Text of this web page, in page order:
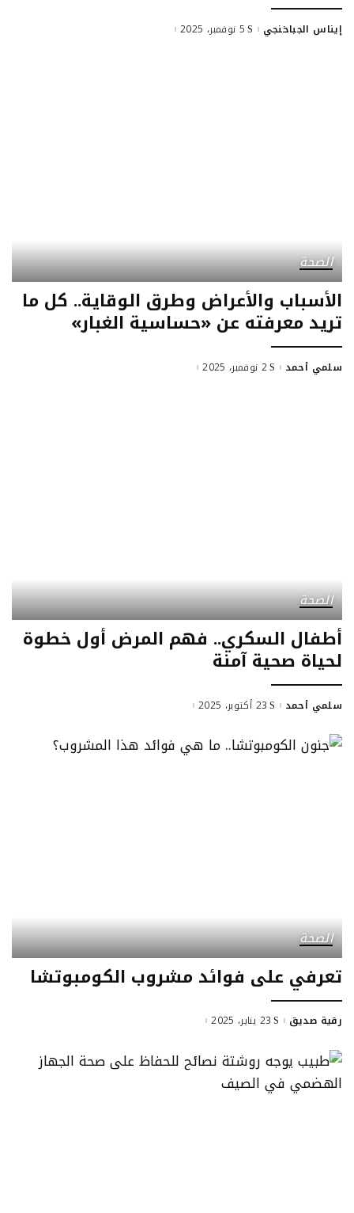
Posted
إيناس الجباخنجي 5 نوفمبر، 2025
الصحة
الأسباب والأعراض وطرق الوقاية.. كل ما
تريد معرفته عن «حساسية الغبار»
Posted
سلمي أحمد 2 نوفمبر، 2025
الصحة
أطفال السكري.. فهم المرض أول خطوة
لحياة صحية آمنة
Posted
سلمي أحمد 23 أكتوبر، 2025
الصحة
تعرفي على فوائد مشروب الكومبوتشا
Posted
رقية صديق 23 يناير، 2025